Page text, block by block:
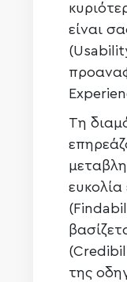
είναι
Τη
της